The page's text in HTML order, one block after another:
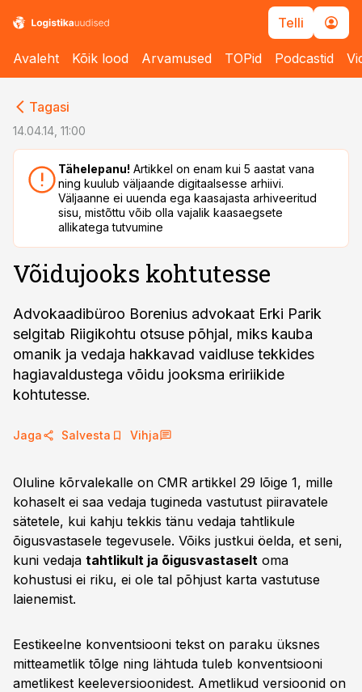
Telli
Avaleht Kõik lood Arvamused TOPid Podcastid
Tagasi
14.04.14, 11:00
Tähelepanu! Artikkel on enam kui 5 aastat vana
ning kuulub väljaande digitaalsesse arhiivi.
Väljaanne ei uuenda ega kaasajasta arhiveeritud
sisu, mistõttu võib olla vajalik kaasaegsete
allikatega tutvumine
Võidujooks kohtutesse
Advokaadibüroo Borenius advokaat Erki Parik
selgitab Riigikohtu otsuse põhjal, miks kauba
omanik ja vedaja hakkavad vaidluse tekkides
hagiavaldustega võidu jooksma eririikide
kohtutesse.
Jaga Salvesta Vihja
Oluline kõrvalekalle on CMR artikkel 29 lõige 1, mille
kohaselt ei saa vedaja tugineda vastutust piiravatele
sätetele, kui kahju tekkis tänu vedaja tahtlikule
õigusvastasele tegevusele. Võiks justkui öelda, et seni,
kuni vedaja tahtlikult ja õigusvastaselt oma
kohustusi ei riku, ei ole tal põhjust karta vastutuse
laienemist.
Eestikeelne konventsiooni tekst on paraku üksnes
mitteametlik tõlge ning lähtuda tuleb konventsiooni
ametlikest keeleversioonidest. Ametlikud versioonid on